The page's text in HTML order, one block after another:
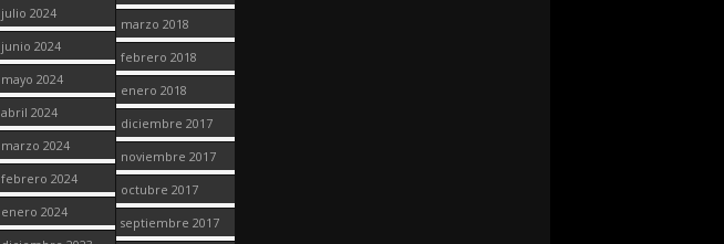
julio 2024
junio 2024
mayo 2024
abril 2024
marzo 2024
febrero 2024
enero 2024
marzo 2018
febrero 2018
enero 2018
diciembre 2017
noviembre 2017
octubre 2017
septiembre 2017